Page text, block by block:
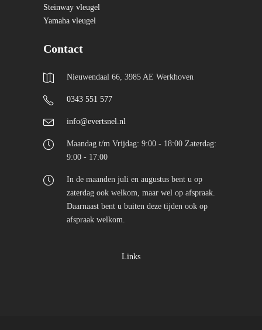
Steinway vleugel
Yamaha vleugel
Contact
Nieuwendaal 66, 3985 AE Werkhoven
0343 551 577
info@evertsnel.nl
Maandag t/m Vrijdag: 9:00 - 18:00 Zaterdag:
9:00 - 17:00
In de maanden juli en augustus bent u op
zaterdag ook welkom, maar wel op afspraak.
Daarnaast bent u buiten deze tijden ook op
afspraak welkom.
Links